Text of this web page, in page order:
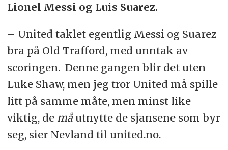
Lionel Messi og Luis Suarez.
– United taklet egentlig Messi og Suarez
bra på Old Trafford, med unntak av
scoringen. Denne gangen blir det uten
Luke Shaw, men jeg tror United må spille
litt på samme måte, men minst like
viktig, de måutnytte de sjansene som byr
seg, sier Nevland til united.no.